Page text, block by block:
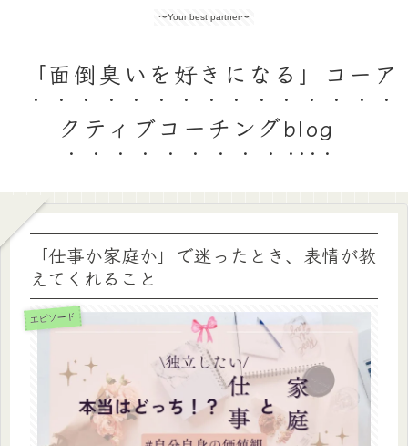
〜Your best partner〜
「面倒臭いを好きになる」コーア
クティブコーチングblog
「仕事か家庭か」で迷ったとき、表情が教
えてくれること
エピソード